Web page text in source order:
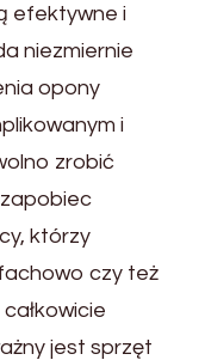
efektywne i
niezmiernie
opony
i
zrobić
którzy
czy też
jest sprzęt